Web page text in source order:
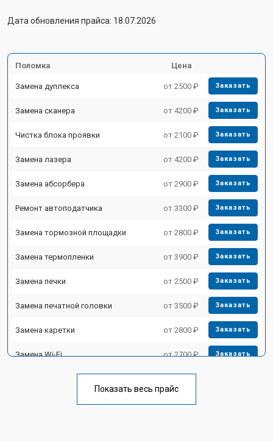
Дата обновления прайса: 18.07.2026
Поломка Цена
Замена дуплекса от 2500 ₽ Заказать
Замена сканера от 4200 ₽ Заказать
Чистка блока проявки от 2100 ₽ Заказать
Замена лазера от 4200 ₽ Заказать
Замена абсорбера от 2900 ₽ Заказать
Ремонт автоподатчика от 3300 ₽ Заказать
Замена тормозной площадки от 2800 ₽ Заказать
Замена термопленки от 3900 ₽ Заказать
Замена печки от 2500 ₽ Заказать
Замена печатной головки от 3500 ₽ Заказать
Замена каретки от 2800 ₽ Заказать
Замена Wi-Fi от 2700 ₽ Заказать
от 3500 ₽
Показать весь прайс